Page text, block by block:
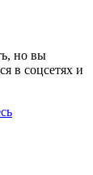
но вы
в соцсетях и